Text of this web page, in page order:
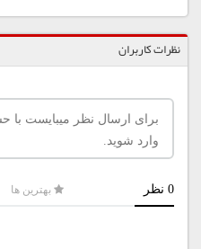
نظرات کاربران